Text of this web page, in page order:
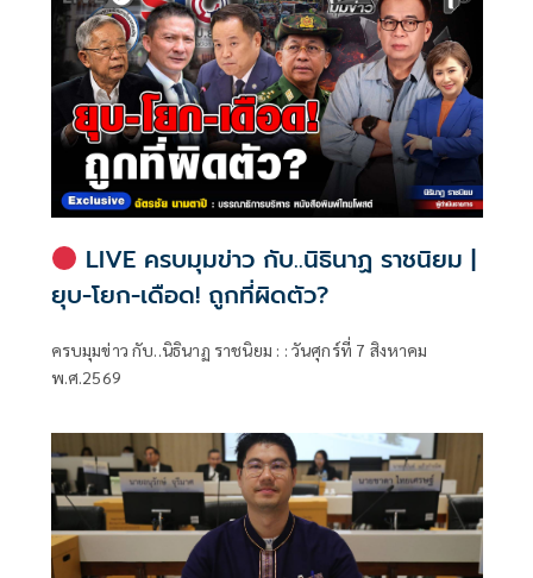
LIVE ครบมุมข่าว กับ..นิธินาฏ ราชนิยม |
ยุบ-โยก-เดือด! ถูกที่ผิดตัว?
ครบมุมข่าว กับ..นิธินาฏ ราชนิยม : : วันศุกร์ที่ 7 สิงหาคม
พ.ศ.2569